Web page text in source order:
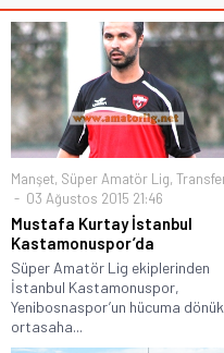
Manşet, Süper Amatör Lig,
03 Ağustos 2015 21:46
Mustafa Kurtay İstanbul
Kastamonuspor’da
Süper Amatör Lig ekiplerinden
İstanbul Kastamonuspor,
Yenibosnaspor’un hücuma dönük
ortasaha...